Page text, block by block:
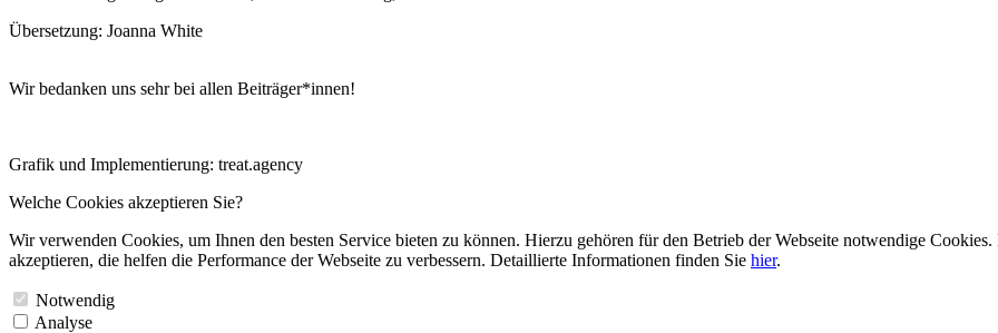
Übersetzung: Joanna White
Wir bedanken uns sehr bei allen Beiträger*innen!
Grafik und Implementierung: treat.agency
Welche Cookies akzeptieren Sie?
Wir verwenden Cookies, um Ihnen den besten Service bieten zu können. Hierzu gehören für den Betrieb der Webseite notwendige
akzeptieren, die helfen die Performance der Webseite zu verbessern. Detaillierte Informationen finden Sie hier.
Notwendig
Analyse